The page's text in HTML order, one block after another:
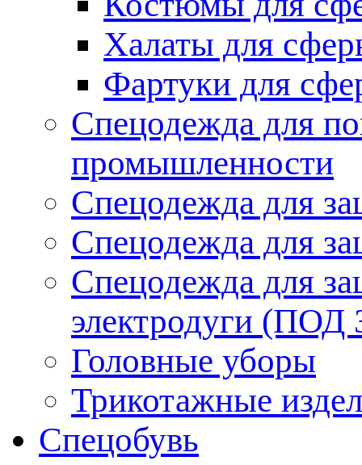
Халаты для
Фартуки для
Спецодежда для
промышленности
Спецодежда для
Спецодежда для
Спецодежда для
электродуги
Головные уборы
Трикотажные
Спецобувь